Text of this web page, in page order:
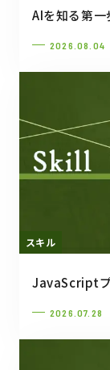
AIを知る第
2026.08.04
スキル
JavaScriptプ
2026.07.28